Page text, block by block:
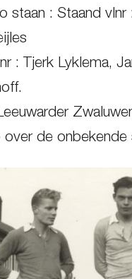
staan : Staand vlnr
: Tjerk Lyklema,
over de onbekende